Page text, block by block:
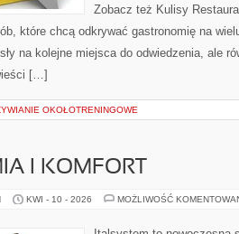
Zobacz też Kulisy
które chcą odkrywać gastronomię na
na kolejne miejsca do odwiedzenia, ale
[…]
OKOŁOTRENINGOWE
I KOMFORT
KWI - 10 - 2026 MOŻLIWOŚĆ